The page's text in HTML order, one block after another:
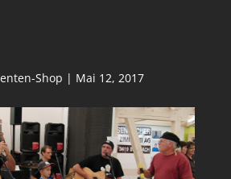
Shop | Mai 12, 2017